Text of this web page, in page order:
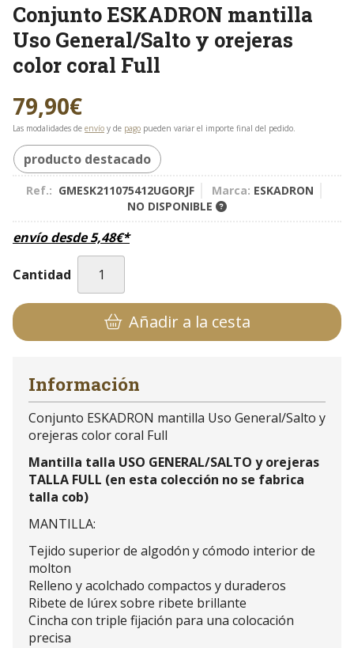
Conjunto ESKADRON mantilla
Uso General/Salto y orejeras
color coral Full
79,90€
Las modalidades de envío y de pago pueden variar el importe final del pedido.
producto destacado
Ref.: GMESK211075412UGORJF Marca: ESKADRON
NO DISPONIBLE
envío desde5,48€*
Cantidad
Añadir a la cesta
Información
Conjunto ESKADRON mantilla Uso General/Salto y
orejeras color coral Full
Mantilla talla USO GENERAL/SALTO y orejeras
TALLA FULL (en esta colección no se fabrica
talla cob)
MANTILLA:
Tejido superior de algodón y cómodo interior de
molton
Relleno y acolchado compactos y duraderos
Ribete de lúrex sobre ribete brillante
Cincha con triple fijación para una colocación
precisa